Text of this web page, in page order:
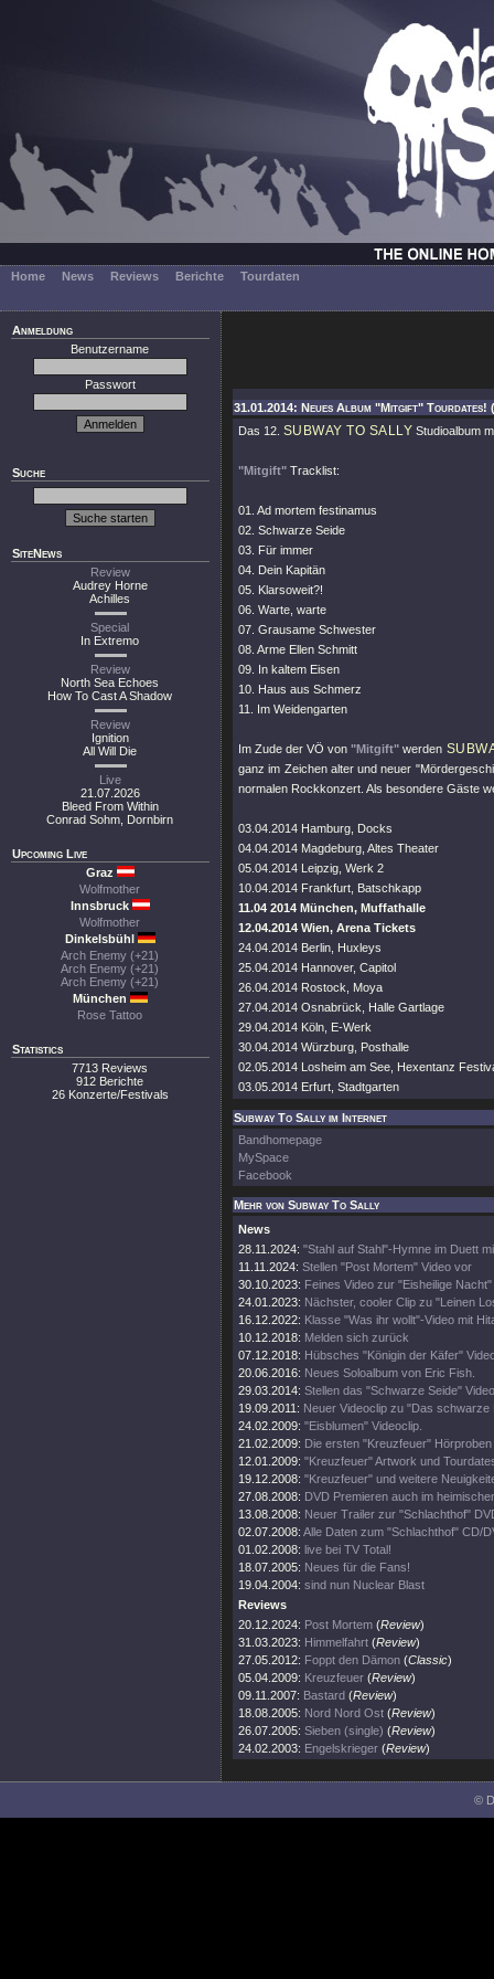
Home News Reviews Berichte Tourdaten
Anmeldung
Benutzername
Passwort
Suche
SiteNews
Review
Audrey Horne
Achilles
Special
In Extremo
Review
North Sea Echoes
How To Cast A Shadow
Review
Ignition
All Will Die
Live
21.07.2026
Bleed From Within
Conrad Sohm, Dornbirn
Upcoming Live
Graz
Wolfmother
Innsbruck
Wolfmother
Dinkelsbühl
Arch Enemy (+21)
Arch Enemy (+21)
Arch Enemy (+21)
München
Rose Tattoo
Statistics
7713 Reviews
912 Berichte
26 Konzerte/Festivals
31.01.2014: Neues Album "Mitgift" Tourdates!
Das 12. SUBWAY TO SALLY Studioalbum
"Mitgift" Tracklist:
01. Ad mortem festinamus
02. Schwarze Seide
03. Für immer
04. Dein Kapitän
05. Klarsoweit?!
06. Warte, warte
07. Grausame Schwester
08. Arme Ellen Schmitt
09. In kaltem Eisen
10. Haus aus Schmerz
11. Im Weidengarten
Im Zude der VÖ von"Mitgift" werden
ganz im Zeichen alter und neuer
normalen Rockkonzert. Als besondere Gäste
03.04.2014 Hamburg, Docks
04.04.2014 Magdeburg, Altes Theater
05.04.2014 Leipzig, Werk 2
10.04.2014 Frankfurt, Batschkapp
11.04 2014 München, Muffathalle
12.04.2014 Wien, Arena Tickets
24.04.2014 Berlin, Huxleys
25.04.2014 Hannover, Capitol
26.04.2014 Rostock, Moya
27.04.2014 Osnabrück, Halle Gartlage
29.04.2014 Köln, E-Werk
30.04.2014 Würzburg, Posthalle
02.05.2014 Losheim am See, Hexentanz
03.05.2014 Erfurt, Stadtgarten
Subway To Sally im Internet
Bandhomepage
MySpace
Facebook
Mehr von Subway To Sally
News
28.11.2024: "Stahl auf Stahl"-Hymne im Duett
11.11.2024: Stellen "Post Mortem" Video vor
30.10.2023: Feines Video zur "Eisheilige Nacht"
24.01.2023: Nächster, cooler Clip zu "Leinen
16.12.2022: Klasse "Was ihr wollt"-Video mit
10.12.2018: Melden sich zurück
07.12.2018: Hübsches "Königin der Käfer"
20.06.2016: Neues Soloalbum von Eric Fish.
29.03.2014: Stellen das "Schwarze Seide"
19.09.2011: Neuer Videoclip zu "Das schwarze
24.02.2009: "Eisblumen" Videoclip.
21.02.2009: Die ersten "Kreuzfeuer"
12.01.2009: "Kreuzfeuer" Artwork und
19.12.2008: "Kreuzfeuer" und weitere
27.08.2008: DVD Premieren auch im
13.08.2008: Neuer Trailer zur "Schlachthof"
02.07.2008: Alle Daten zum "Schlachthof" CD/
01.02.2008: live bei TV Total!
18.07.2005: Neues für die Fans!
19.04.2004: sind nun Nuclear Blast
Reviews
20.12.2024: Post Mortem (Review)
31.03.2023: Himmelfahrt (Review)
27.05.2012: Foppt den Dämon (Classic)
05.04.2009: Kreuzfeuer (Review)
09.11.2007: Bastard (Review)
18.08.2005: Nord Nord Ost (Review)
26.07.2005: Sieben (single) (Review)
24.02.2003: Engelskrieger (Review)
©